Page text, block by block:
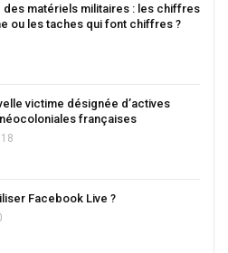
des matériels militaires : les chiffres
ou les taches qui font chiffres ?
victime désignée d’actives
françaises
Facebook Live ?